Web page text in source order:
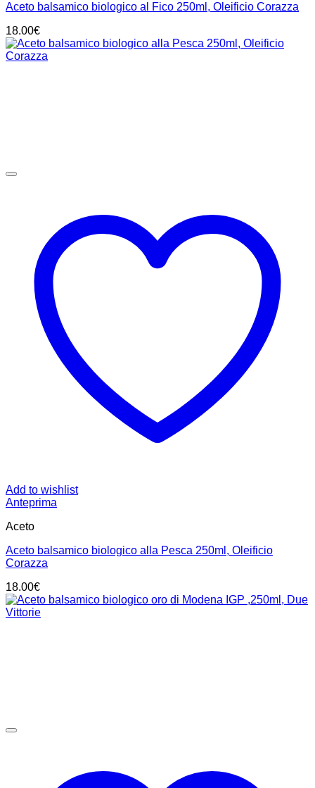
Aceto balsamico biologico al Fico 250ml, Oleificio Corazza
18.00€
Add to wishlist
Anteprima
Aceto
Aceto balsamico biologico alla Pesca 250ml, Oleificio
Corazza
18.00€